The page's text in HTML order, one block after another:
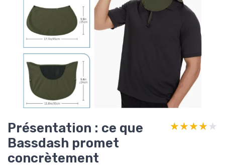
Présentation : ce que
Bassdash promet
concrètement
★★★★★
★★★★★